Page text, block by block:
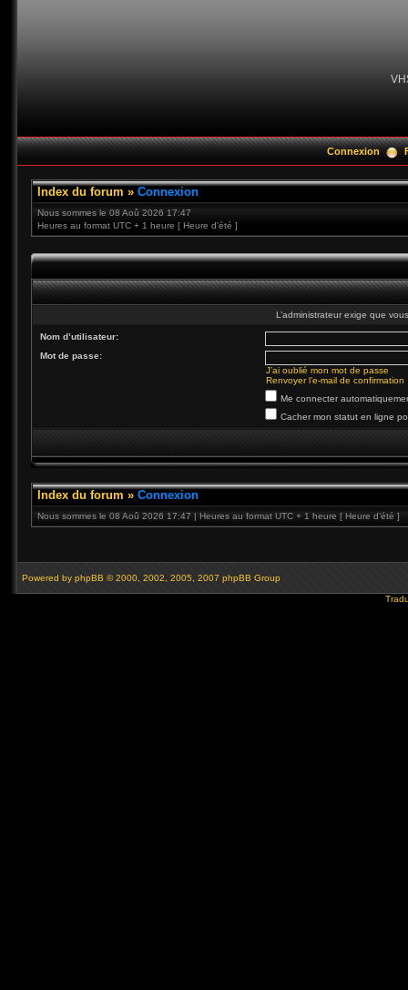
Connexion
Index du forum » Connexion
Nous sommes le 08 Aoû 2026 17:47
Heures au format UTC + 1 heure [ Heure d’été ]
L’administrateur exige que
Nom d’utilisateur:
Mot de passe:
J’ai oublié mon mot de passe
Renvoyer l’e-mail de confirmation
Me connecter
Cacher mon statut en ligne
Index du forum » Connexion
Nous sommes le 08 Aoû 2026 17:47 | Heures au format UTC + 1 heure [ Heure d’été ]
Powered by phpBB © 2000, 2002, 2005, 2007 phpBB Group